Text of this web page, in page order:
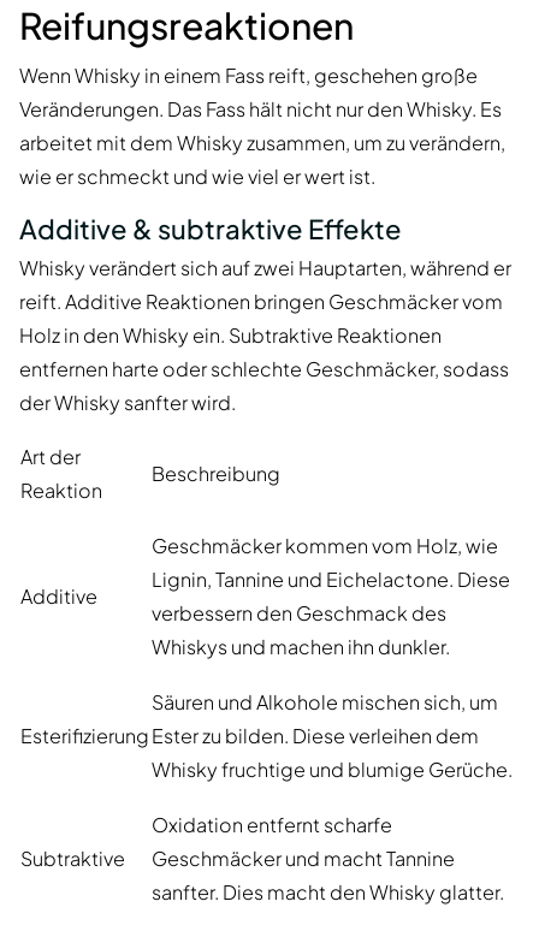
Reifungsreaktionen
Wenn Whisky in einem Fass reift, geschehen große
Veränderungen. Das Fass hält nicht nur den Whisky. Es
arbeitet mit dem Whisky zusammen, um zu verändern,
wie er schmeckt und wie viel er wert ist.
Additive & subtraktive Effekte
Whisky verändert sich auf zwei Hauptarten, während er
reift. Additive Reaktionen bringen Geschmäcker vom
Holz in den Whisky ein. Subtraktive Reaktionen
entfernen harte oder schlechte Geschmäcker, sodass
der Whisky sanfter wird.
Art der
Reaktion
Beschreibung
Additive
Geschmäcker kommen vom Holz, wie
Lignin, Tannine und Eichelactone. Diese
verbessern den Geschmack des
Whiskys und machen ihn dunkler.
Esterifizierung
Säuren und Alkohole mischen sich, um
Ester zu bilden. Diese verleihen dem
Whisky fruchtige und blumige Gerüche.
Subtraktive
Oxidation entfernt scharfe
Geschmäcker und macht Tannine
sanfter. Dies macht den Whisky glatter.